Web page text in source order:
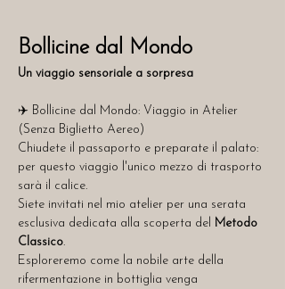
Bollicine dal Mondo
Un viaggio sensoriale a sorpresa
✈️ Bollicine dal Mondo: Viaggio in Atelier
(Senza Biglietto Aereo)
Chiudete il passaporto e preparate il palato:
per questo viaggio l'unico mezzo di trasporto
sarà il calice.
Siete invitati nel mio atelier per una serata
esclusiva dedicata alla scoperta del Metodo
Classico.
Esploreremo come la nobile arte della
rifermentazione in bottiglia venga